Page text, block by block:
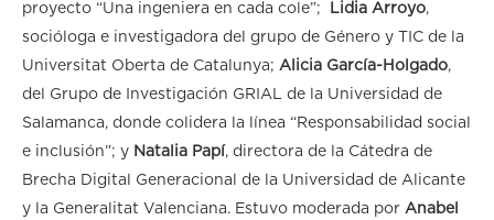
proyecto “Una ingeniera en cada cole”;
Lidia Arroyo,
socióloga e investigadora del grupo de Género y TIC de la
Universitat Oberta de Catalunya; Alicia García-Holgado,
del Grupo de Investigación GRIAL de la Universidad de
Salamanca, donde colidera la línea “Responsabilidad social
e inclusión”; y Natalia Papí, directora de la Cátedra de
Brecha Digital Generacional de la Universidad de Alicante
y la Generalitat Valenciana. Estuvo moderada por Anabel